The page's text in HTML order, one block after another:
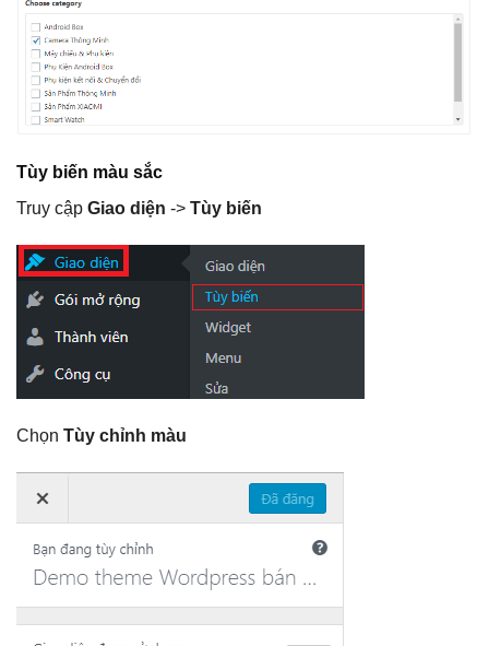
Tùy biến màu sắc
Truy cập Giao diện -> Tùy biến
Chọn Tùy chỉnh màu